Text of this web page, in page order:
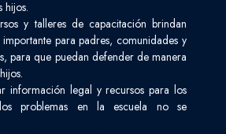
hijos.
y talleres de capacitación brindan
para padres, comunidades y
para que puedan defender de manera
información legal y recursos para los
problemas en la escuela no se